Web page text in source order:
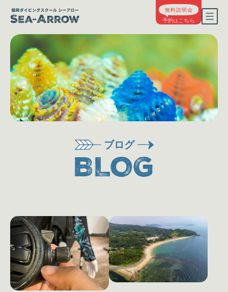
ブログ
BLOG